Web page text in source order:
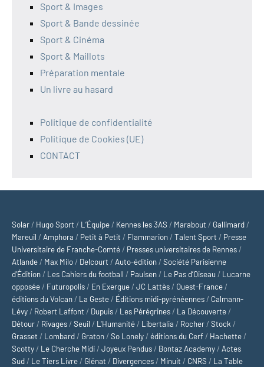
Sport & Images
Sport & Bande dessinée
Sport & Cinéma
Sport & Maillots
Préparation mentale
Un livre au hasard
Politique de confidentialité
Politique de Cookies (UE)
CONTACT
Solar/ Hugo Sport / L’Équipe/ Kennes les 3AS / Marabout / Gallimard/
Mareuil /Amphora / Petit à Petit / Flammarion/Talent Sport / Presse
Universitaire de Franche-Comté/ Presses universitaires de Rennes/
Atlande/ Max Milo/ Delcourt /Auto-édition/Société Parisienne
d'Édition/ Les Cahiers du football / Paulsen/ Le Pas d’Oiseau / Lucarne
opposée/ Futuropolis/ En Exergue/JC Lattès/ Ouest-France/
éditions du Volcan/ La Geste/ Éditions midi-pyrénéennes/ Calmann-
Lévy/ Robert Laffont / Dupuis/ Les Pérégrines/ La Découverte/
Détour/ Rivages/Seuil / L'Humanité/ Libertalia / Rocher/Stock /
Grasset / Lombard/ Graton/So Lonely/éditions du Cerf/ Hachette/
Scotty/ Le Cherche Midi/Joyeux Pendus/ Bontaz Academy/Actes
Sud/ Le Tiers Livre/ Glénat / Divergences/ Minuit / CNRS / La Table